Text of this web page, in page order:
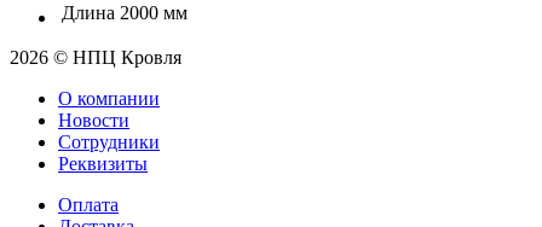
Длина 2000 мм
2026 © НПЦ Кровля
О компании
Новости
Сотрудники
Реквизиты
Оплата